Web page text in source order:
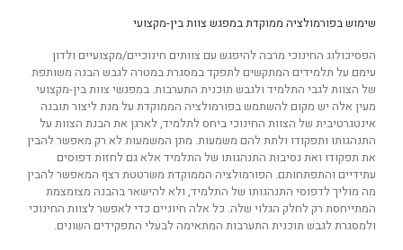
שימוש בפורמולציה ממוקדת במפגש צוות בין-מקצועי
הפסיכולוג החינוכי מרבה להיפגש עם צוותים חינוכיים/מקצועיים ולדון
עימם על תלמידים המתקשים לתפקד במסגרת במטרה לגבש הבנה משותפת
של הצוות לגבי התלמיד ולגבש תוכנית התערבות. במפגשי צוות בין-מקצועי
מעין אלה יש מקום להשתמש בפורמולציה הממוקדת על מנת ליצור תובנה
אינטגרטיבית של הצוות החינוכי ביחס לתלמיד, לארגן את הבנת הצוות על
התנהגותו ותפקודו ולתת להם משמעות. מתן המשמעות לא רק מאפשר להבין
את תפקודו ואת נסיבות התנהגותו של התלמיד אלא גם לחזות דפוסים
עתידיים והתפתחותם. הפורמולציה הממוקדת משרטטת רצף המאפשר להבין
מה מוליך לדפוסי התנהגותו של התלמיד, ולא להישאר בהבנה מצומצמת
המתייחסת רק לחלק הגלוי שלה. כל אלה חיוניים כדי לאפשר לצוות החינוכי
ולמסגרת לגבש תוכנית התערבות המתאימה לבעלי התפקידים השונים.